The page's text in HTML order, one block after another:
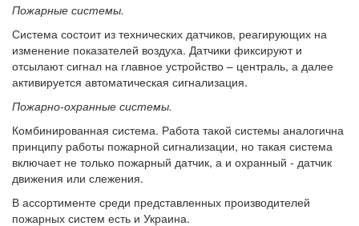
Пожарные системы.
Система состоит из технических датчиков, реагирующих на
изменение показателей воздуха. Датчики фиксируют и
отсылают сигнал на главное устройство – централь, а далее
активируется автоматическая сигнализация.
Пожарно-охранные системы.
Комбинированная система. Работа такой системы аналогична
принципу работы пожарной сигнализации, но такая система
включает не только пожарный датчик, а и охранный - датчик
движения или слежения.
В ассортименте среди представленных производителей
пожарных систем есть и Украина.